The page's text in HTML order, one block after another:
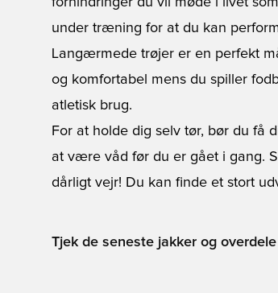
under træning for at du kan
Langærmede trøjer er en perfekt
og komfortabel mens du spiller
atletisk brug.
For at holde dig selv tør, bør du få
at være våd før du er gået i gang.
dårligt vejr! Du kan finde et stort
Tjek de seneste jakker og overdele